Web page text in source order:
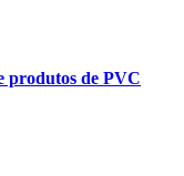
produtos de PVC